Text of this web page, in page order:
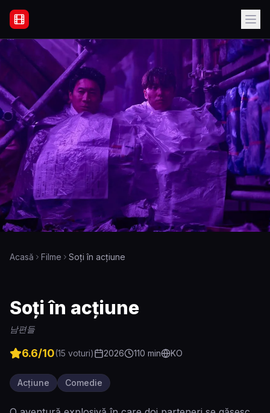
Filme Online Subtitrate - Acasă
Acasă Filme Soți în acțiune
Soți în acțiune
남편들
6.6/10(15 voturi) 2026 110 min KO
Acțiune Comedie